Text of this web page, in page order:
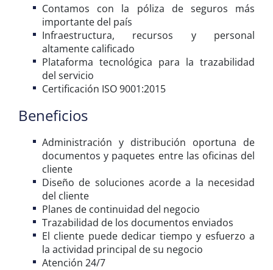
Contamos con la póliza de seguros más
importante del país
Infraestructura, recursos y personal
altamente calificado
Plataforma tecnológica para la trazabilidad
del servicio
Certificación ISO 9001:2015
Beneficios
Administración y distribución oportuna de
documentos y paquetes entre las oficinas del
cliente
Diseño de soluciones acorde a la necesidad
del cliente
Planes de continuidad del negocio
Trazabilidad de los documentos enviados
El cliente puede dedicar tiempo y esfuerzo a
la actividad principal de su negocio
Atención 24/7